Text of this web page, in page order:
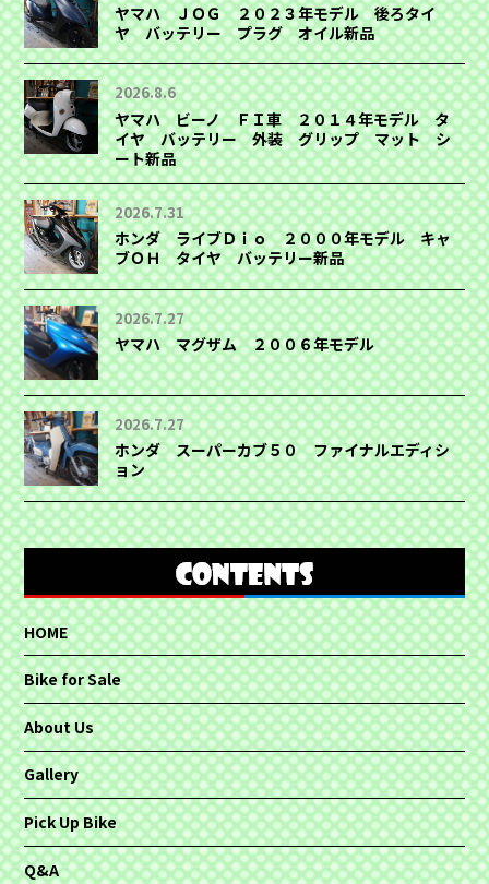
ヤマハ ＪＯＧ ２０２３年モデル 後ろタイ
ヤ バッテリー プラグ オイル新品
2026.8.6
ヤマハ ビーノ ＦＩ車 ２０１４年モデル タ
イヤ バッテリー 外装 グリップ マット シ
ート新品
2026.7.31
ホンダ ライブＤｉｏ ２０００年モデル キャ
ブＯＨ タイヤ バッテリー新品
2026.7.27
ヤマハ マグザム ２００６年モデル
2026.7.27
ホンダ スーパーカブ５０ ファイナルエディシ
ョン
HOME
Bike for Sale
About Us
Gallery
Pick Up Bike
Q&A